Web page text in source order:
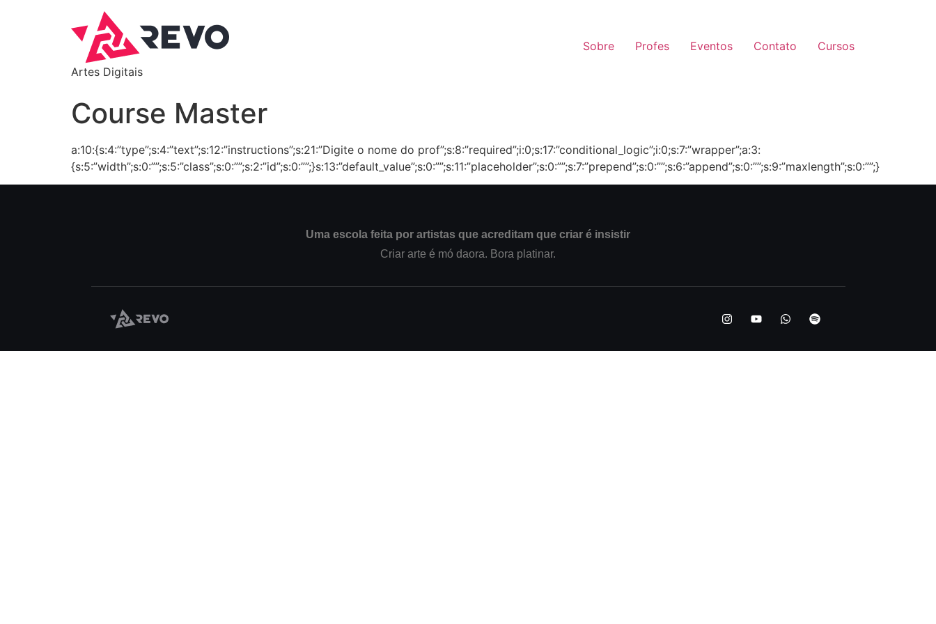
Artes Digitais
Sobre Profes Eventos Contato Cursos
Course Master
a:10:{s:4:”type”;s:4:”text”;s:12:”instructions”;s:21:”Digite o nome do prof”;s:8:”required”;i:0;s:17:”conditional_logic”;i:0;s:7:”wrapper”;a:3:
{s:5:”width”;s:0:””;s:5:”class”;s:0:””;s:2:”id”;s:0:””;}s:13:”default_value”;s:0:””;s:11:”placeholder”;s:0:””;s:7:”prepend”;s:0:””;s:6:”append”;s:0:””;s:9:”maxlength”;s:0:””;}
Uma escola feita por artistas que acreditam que criar é insistir
Criar arte é mó daora. Bora platinar.